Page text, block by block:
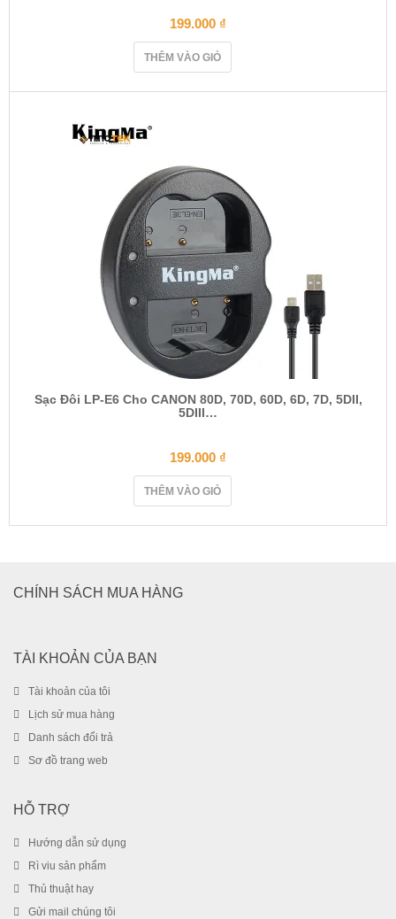
199.000 ₫
THÊM VÀO GIỎ
Sạc Đôi LP-E6 Cho CANON 80D, 70D, 60D, 6D, 7D, 5DII,
5DIII…
199.000 ₫
THÊM VÀO GIỎ
CHÍNH SÁCH MUA HÀNG
TÀI KHOẢN CỦA BẠN
Tài khoản của tôi
Lịch sử mua hàng
Danh sách đổi trả
Sơ đồ trang web
HỖ TRỢ
Hướng dẫn sử dụng
Rì viu sản phẩm
Thủ thuật hay
Gửi mail chúng tôi